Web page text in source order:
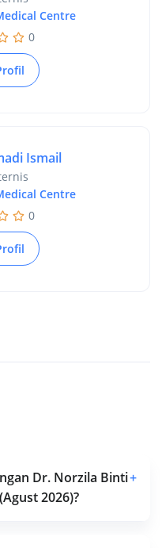
Centre
0
Ismail
Centre
0
Dr. Norzila Binti
2026)?
+